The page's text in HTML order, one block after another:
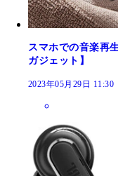
スマホでの音楽再
ガジェット】
2023年05月29日 11:30